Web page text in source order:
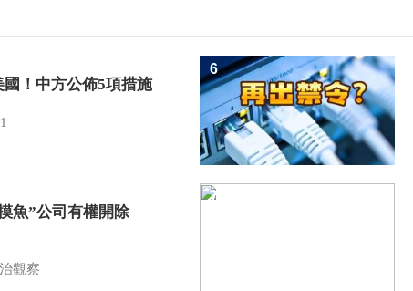
國！中方公佈5項措施
魚”公司有權開除
觀察
6
7